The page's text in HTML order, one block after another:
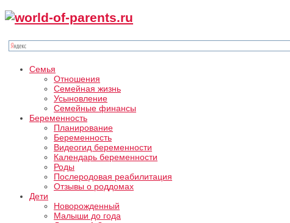
Семья
Отношения
Семейная жизнь
Усыновление
Семейные финансы
Беременность
Планирование
Беременность
Видеогид беременности
Календарь беременности
Роды
Послеродовая реабилитация
Отзывы о роддомах
Дети
Новорожденный
Малыши до года